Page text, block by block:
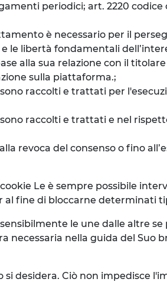
periodici; art. 2220 codice
è necessario per il
libertà fondamentali
alla sua relazione con il
sulla piattaforma.;
raccolti e trattati per
raccolti e trattati e nel
revoca del consenso o fino
Le è sempre possibile
al fine di bloccarne determinati
le une dalle altre
nella guida del Suo
desidera. Ciò non impedisce